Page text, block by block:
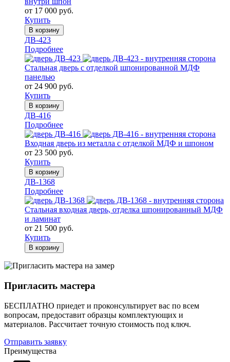
от 17 000 руб.
Купить
В корзину
ДВ-423
Подробнее
Стальная дверь с отделкой шпонированной МДФ
панелью
от 24 900 руб.
Купить
В корзину
ДВ-416
Подробнее
Входная дверь из металла с отделкой МДФ и шпоном
от 23 500 руб.
Купить
В корзину
ДВ-1368
Подробнее
Стальная входная дверь, отделка шпонированный МДФ
и ламинат
от 21 500 руб.
Купить
В корзину
Пригласить мастера
БЕСПЛАТНО приедет и проконсультирует вас по всем
вопросам, предоставит образцы комплектующих и
материалов. Рассчитает точную стоимость под ключ.
Отправить заявку
Преимущества